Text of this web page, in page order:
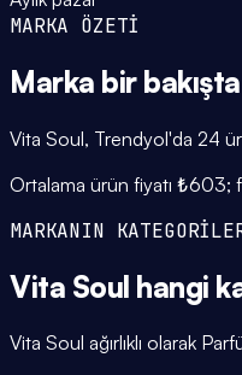
MARKA ÖZETİ
Marka bir bakışta
Vita Soul, Trendyol'da 24
Ortalama ürün fiyatı ₺603;
MARKANIN
Vita Soul hangi
Vita Soul ağırlıklı olarak